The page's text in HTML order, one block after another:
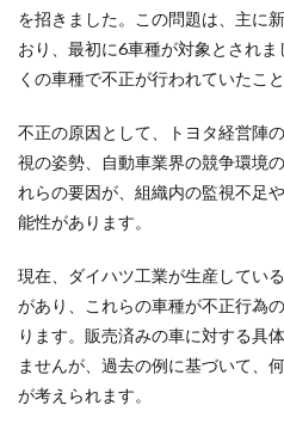
を招きました。この問題は、主に
おり、最初に6車種が対象とされ
くの車種で不正が行われていたこ
不正の原因として、トヨタ経営陣
視の姿勢、自動車業界の競争環境
れらの要因が、組織内の監視不足
能性があります。
現在、ダイハツ工業が生産してい
があり、これらの車種が不正行為
ります。販売済みの車に対する具
ませんが、過去の例に基づいて、
が考えられます。